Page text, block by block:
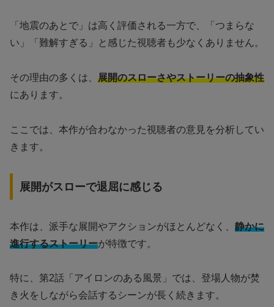
「地震のあとで」は高く評価される一方で、「つまらな
い」「難解すぎる」と感じた視聴者も少なくありません。
その理由の多くは、 展開のスローさやストーリーの抽象性
にあります。
ここでは、本作が合わなかった視聴者の意見を分析してい
きます。
展開がスローで退屈に感じる
本作は、派手な展開やアクションがほとんどなく、 静かに
進行するストーリーが特徴です。
特に、第2話「アイロンのある風景」では、登場人物が焚
き火をしながら会話するシーンが長く続きます。